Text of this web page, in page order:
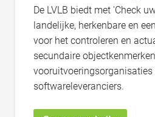
De LVLB biedt met 'Check
landelijke, herkenbare en
voor het controleren en
secundaire
vooruitvoeringsorganisaties
softwareleveranciers.